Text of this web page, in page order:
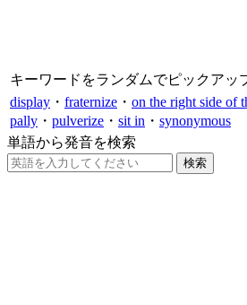
キーワードをランダムでピックアッ
display ・ fraternize ・ on the right side of
pally ・ pulverize ・ sit in ・ synonymous
単語から発音を検索